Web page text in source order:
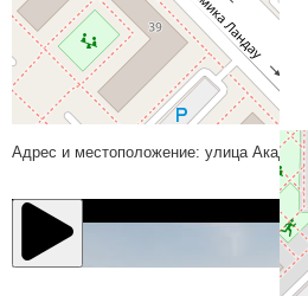
Адрес и местоположение: улица